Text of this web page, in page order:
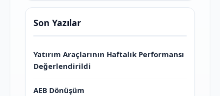
Son Yazılar
Yatırım Araçlarının Haftalık Performansı
Değerlendirildi
AEB Dönüşüm